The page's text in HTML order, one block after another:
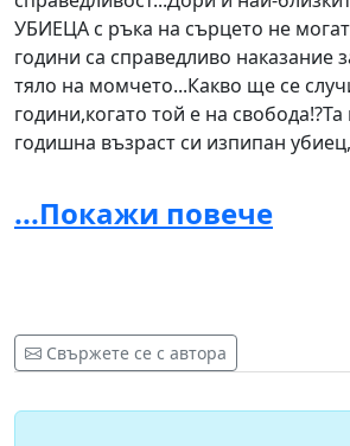
УБИЕЦА с ръка на сърцето не
години са справедливо наказание
тяло на момчето...Какво ще се
години,когато той е на
годишна възраст си изпипан
убийци има на свобода ?
наказания ? Не мислите ли,че
по-голямо внимание на
...Покажи повече
Свържете се с автора